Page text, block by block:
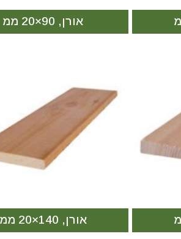
אורן, 90×20 ממ
אורן, 140×20 ממ